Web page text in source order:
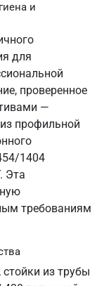
и
для
проверенное
—
профильной
1404
Эта
требованиям
из трубы